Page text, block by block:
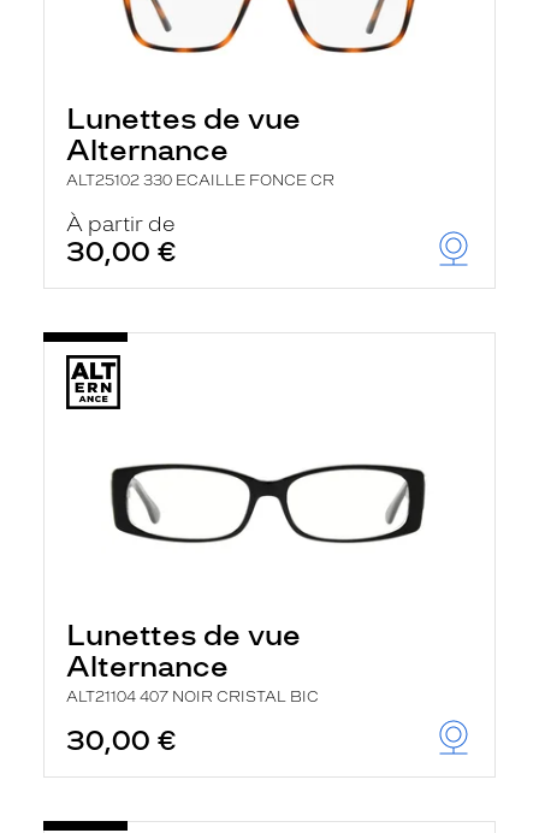
Lunettes de vue
Alternance
ALT25102 330 ECAILLE FONCE CR
À partir de
30,00 €
Lunettes de vue
Alternance
ALT21104 407 NOIR CRISTAL BIC
30,00 €